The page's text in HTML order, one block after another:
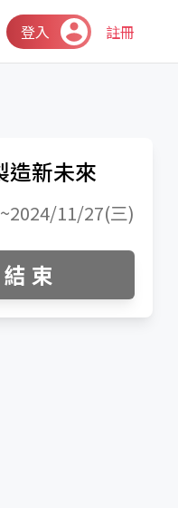
登入 註冊
造新未來
11/27(三)
束